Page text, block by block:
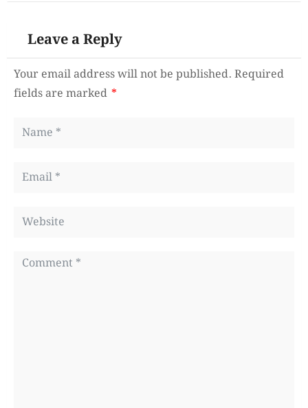
Leave a Reply
Your email address will not be published. Required
fields are marked *